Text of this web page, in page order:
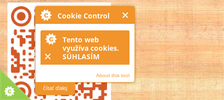
Cookie Control
Tento web
využíva cookies.
SÚHLASÍM
About this tool
čítať ďalej